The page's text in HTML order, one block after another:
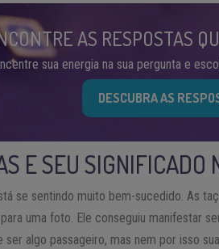
AS RESPOSTAS
sua energia na sua pergunta e
DESCUBRA AS
E SEU SIGNIFICADO
se sentindo muito bem-sucedido. As
uma foto. Ele conseguiu manifestar
algo passageiro, mas nem por isso